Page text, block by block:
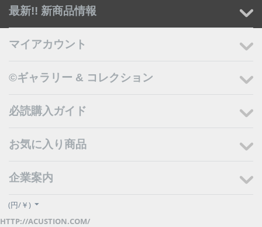
最新!! 新商品情報
マイアカウント
©ギャラリー & コレクション
必読購入ガイド
お気に入り商品
企業案内
(円/￥)
HTTP://ACUSTION.COM/